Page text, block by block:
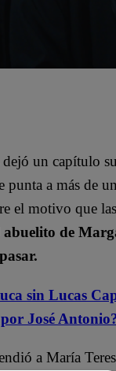
dejó un capítulo
punta a más de
el motivo que
abuelito de
sin Lucas
José
a María